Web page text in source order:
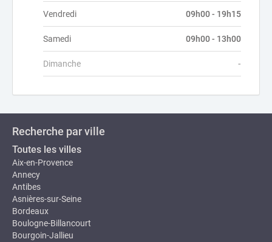
Vendredi 09h00 - 19h15
Samedi 09h00 - 13h00
Dimanche -
Recherche par ville
Toutes les villes
Aix-en-Provence
Annecy
Antibes
Asnières-sur-Seine
Bordeaux
Boulogne-Billancourt
Bourgoin-Jallieu